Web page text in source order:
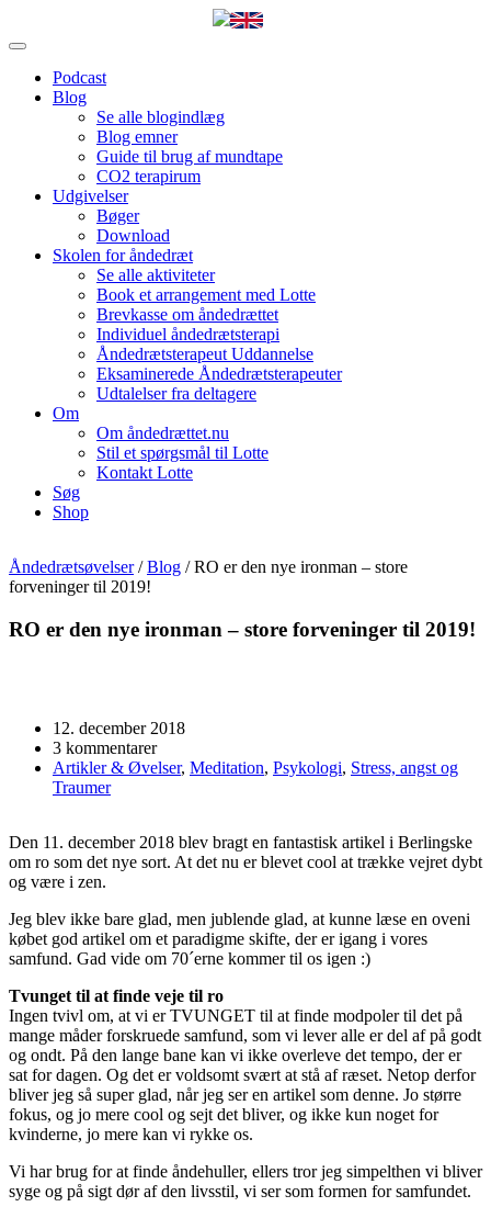
Podcast
Blog
Se alle blogindlæg
Blog emner
Guide til brug af mundtape
CO2 terapirum
Udgivelser
Bøger
Download
Skolen for åndedræt
Se alle aktiviteter
Book et arrangement med Lotte
Brevkasse om åndedrættet
Individuel åndedrætsterapi
Åndedrætsterapeut Uddannelse
Eksaminerede Åndedrætsterapeuter
Udtalelser fra deltagere
Om
Om åndedrættet.nu
Stil et spørgsmål til Lotte
Kontakt Lotte
Søg
Shop
Åndedrætsøvelser/Blog /RO er den nye ironman – store
forveninger til 2019!
RO er den nye ironman – store forveninger til 2019!
12. december 2018
3 kommentarer
Artikler & Øvelser, Meditation, Psykologi, Stress, angst og
Traumer
Den 11. december 2018 blev bragt en fantastisk artikel i Berlingske
om ro som det nye sort. At det nu er blevet cool at trække vejret dybt
og være i zen.
Jeg blev ikke bare glad, men jublende glad, at kunne læse en oveni
købet god artikel om et paradigme skifte, der er igang i vores
samfund. Gad vide om 70´erne kommer til os igen :)
Tvunget til at finde veje til ro
Ingen tvivl om, at vi er TVUNGET til at finde modpoler til det på
mange måder forskruede samfund, som vi lever alle er del af på godt
og ondt. På den lange bane kan vi ikke overleve det tempo, der er
sat for dagen. Og det er voldsomt svært at stå af ræset. Netop derfor
bliver jeg så super glad, når jeg ser en artikel som denne. Jo større
fokus, og jo mere cool og sejt det bliver, og ikke kun noget for
kvinderne, jo mere kan vi rykke os.
Vi har brug for at finde åndehuller, ellers tror jeg simpelthen vi bliver
syge og på sigt dør af den livsstil, vi ser som formen for samfundet.